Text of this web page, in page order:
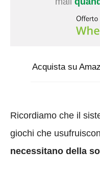
Acquista su
Ricordiamo che il
giochi che
necessitano della